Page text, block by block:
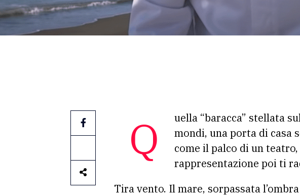
Quella “baracca” stellata sulla spiaggia è il punto di arrivo e di partenza verso altri
mondi, una porta di casa
come il palco di un
rappresentazione poi ti
Tira vento. Il mare, sorpassata